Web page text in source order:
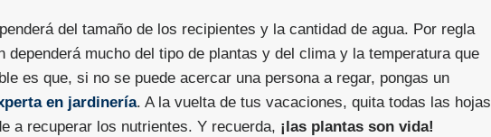
del tamaño de los recipientes y la cantidad de agua. Por regla
dependerá mucho del tipo de plantas y del clima y la temperatura que
es que, si no se puede acercar una persona a regar, pongas un
en jardinería. A la vuelta de tus vacaciones, quita todas las hojas
a recuperar los nutrientes. Y recuerda, ¡las plantas son vida!